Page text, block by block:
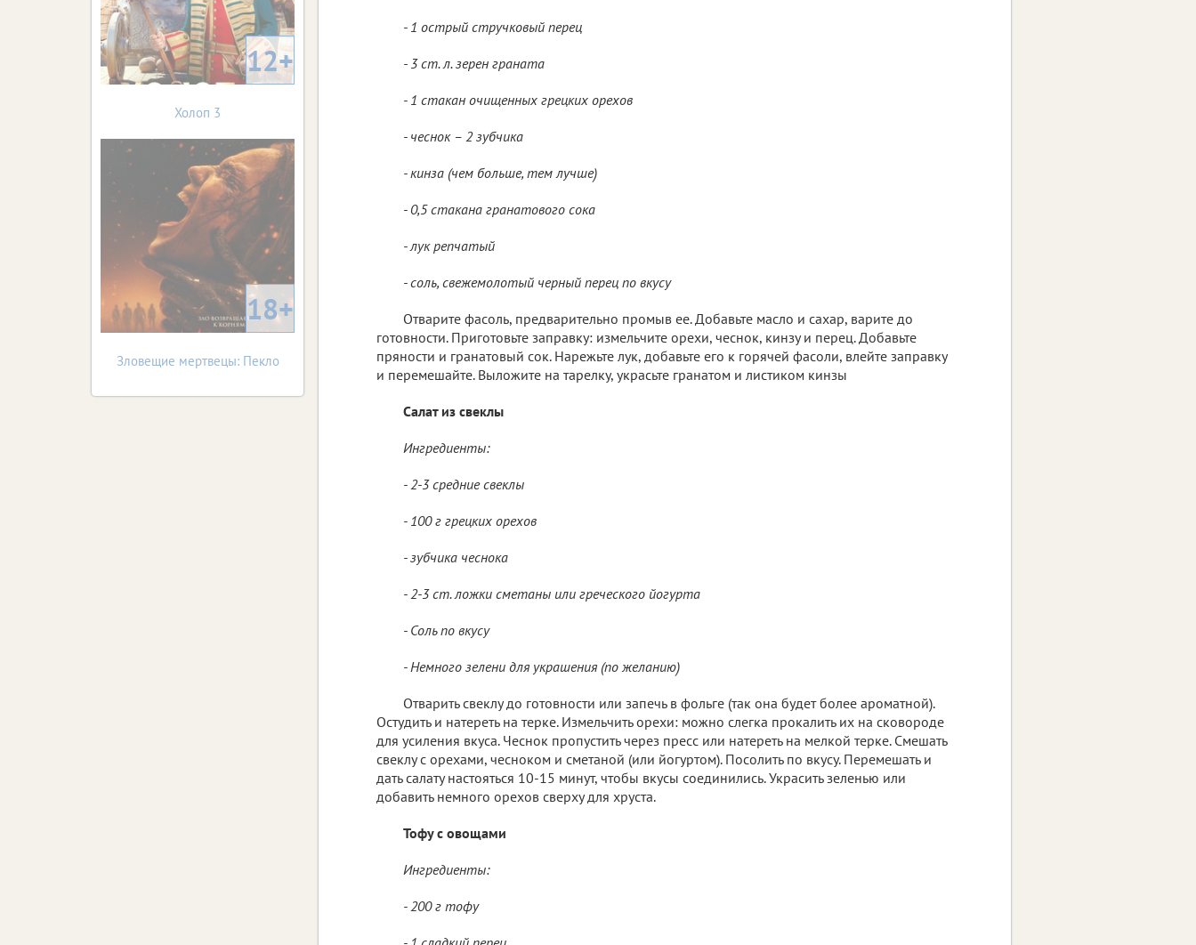
- 1 острый стручковый перец
- 3 ст. л. зерен граната
- 1 стакан очищенных грецких орехов
- чеснок – 2 зубчика
- кинза (чем больше, тем лучше)
- 0,5 стакана гранатового сока
- лук репчатый
- соль, свежемолотый черный перец по вкусу
Отварите фасоль, предварительно промыв ее. Добавьте масло и сахар, варите до
готовности. Приготовьте заправку: измельчите орехи, чеснок, кинзу и перец. Добавьте
пряности и гранатовый сок. Нарежьте лук, добавьте его к горячей фасоли, влейте заправку
и перемешайте. Выложите на тарелку, украсьте гранатом и листиком кинзы
Салат из свеклы
Ингредиенты:
- 2-3 средние свеклы
- 100 г грецких орехов
- зубчика чеснока
- 2-3 ст. ложки сметаны или греческого йогурта
- Соль по вкусу
- Немного зелени для украшения (по желанию)
Отварить свеклу до готовности или запечь в фольге (так она будет более ароматной).
Остудить и натереть на терке. Измельчить орехи: можно слегка прокалить их на сковороде
для усиления вкуса. Чеснок пропустить через пресс или натереть на мелкой терке. Смешать
свеклу с орехами, чесноком и сметаной (или йогуртом). Посолить по вкусу. Перемешать и
дать салату настояться 10-15 минут, чтобы вкусы соединились. Украсить зеленью или
добавить немного орехов сверху для хруста.
Тофу с овощами
Ингредиенты:
- 200 г тофу
12+
Холоп 3
18+
Зловещие мертвецы: Пекло